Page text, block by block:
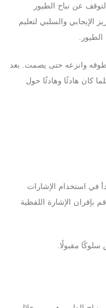
عن نباح الطيور
الإيجابي والسلبي لتعليم
طوقه وانزعه حتى يصمت. بعد
كان هادئًا وهادئًا حول
في استخدام الإشارات
بإقران الإشارة اللفظية
مقبولًا.